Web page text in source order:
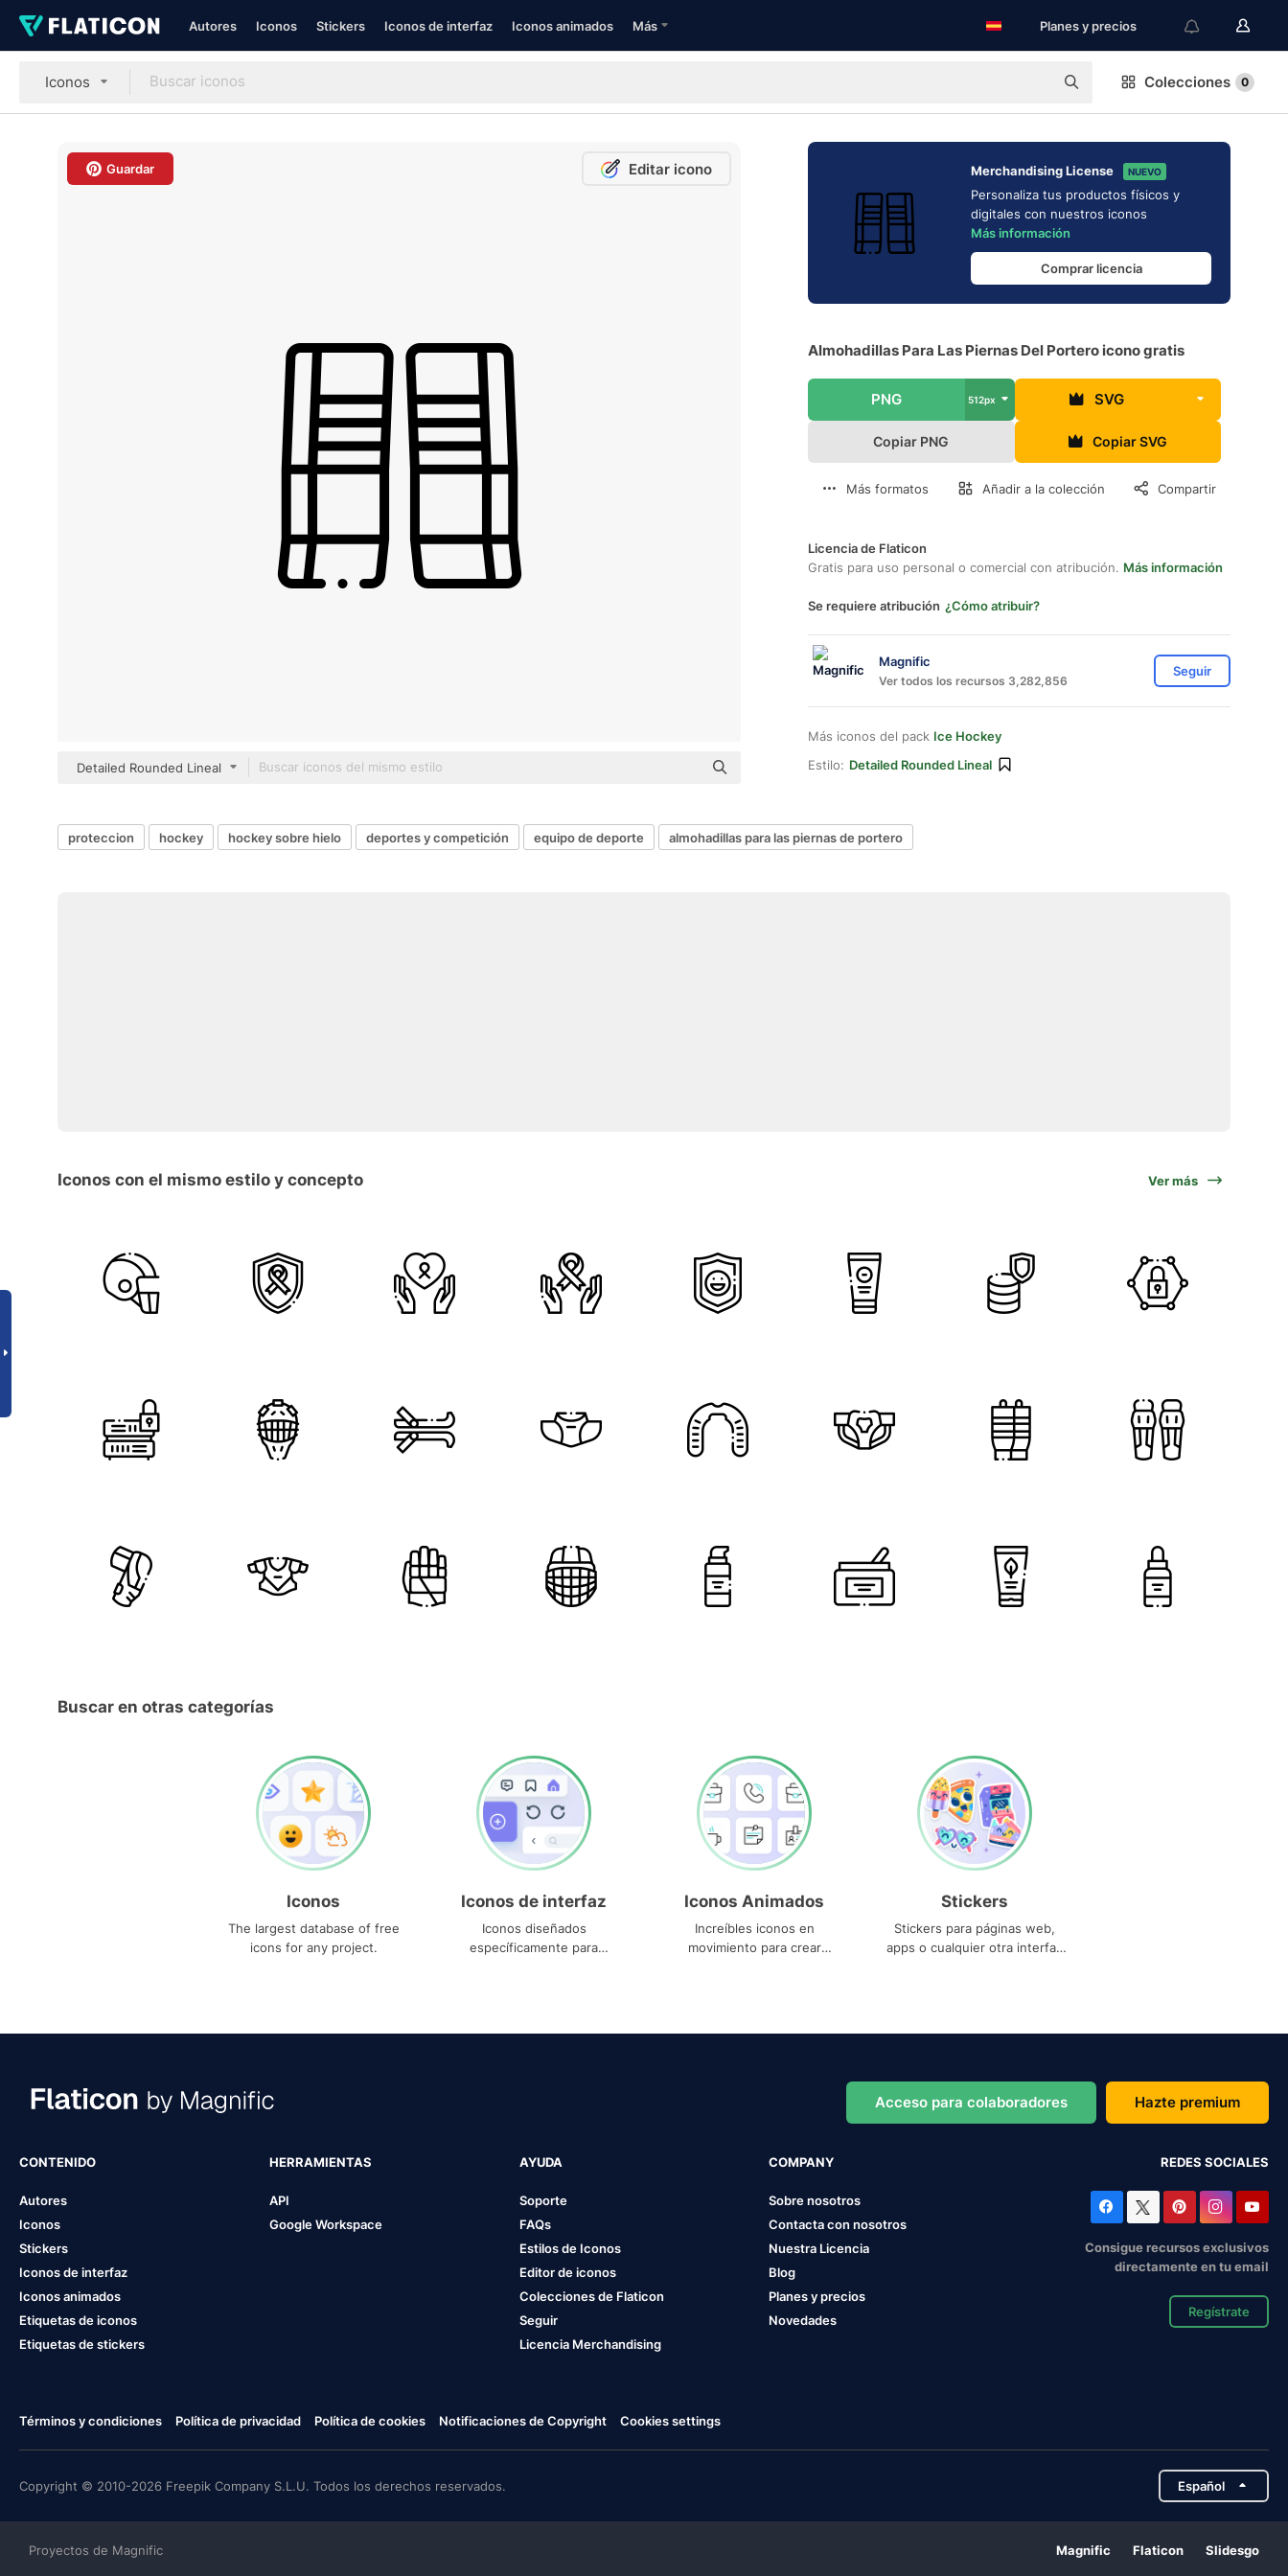
Autores Iconos Stickers Iconos de interfaz Iconos animados Más Planes y precios
Iconos Colecciones 0
Guardar Editar icono
Detailed Rounded Lineal
Merchandising License NUEVO
Personaliza tus productos físicos y
digitales con nuestros iconos
Más información
Comprar licencia
Almohadillas Para Las Piernas Del Portero icono gratis
PNG 512px SVG
Copiar PNG Copiar SVG
Más formatos Añadir a la colección Compartir
Licencia de Flaticon
Gratis para uso personal o comercial con atribución. Más información
Se requiere atribución ¿Cómo atribuir?
Magnific
Ver todos los recursos 3,282,856
Seguir
Más iconos del pack Ice Hockey
Estilo: Detailed Rounded Lineal
proteccion hockey hockey sobre hielo deportes y competición equipo de deporte almohadillas para las piernas de portero
Iconos con el mismo estilo y concepto Ver más
Buscar en otras categorías
Iconos
The largest database of free
icons for any project.
Iconos de interfaz
Iconos diseñados
específicamente para
Iconos Animados
Increíbles iconos en
movimiento para crear
Stickers
Stickers para páginas web,
apps o cualquier otra interfaz
Acceso para colaboradores Hazte premium
CONTENIDO
Autores
Iconos
Stickers
Iconos de interfaz
Iconos animados
Etiquetas de iconos
Etiquetas de stickers
HERRAMIENTAS
API
Google Workspace
AYUDA
Soporte
FAQs
Estilos de Iconos
Editor de iconos
Colecciones de Flaticon
Seguir
Licencia Merchandising
COMPANY
Sobre nosotros
Contacta con nosotros
Nuestra Licencia
Blog
Planes y precios
Novedades
REDES SOCIALES
Consigue recursos exclusivos
directamente en tu email
Regístrate
Términos y condiciones Política de privacidad Política de cookies Notificaciones de Copyright Cookies settings
Copyright © 2010-2026 Freepik Company S.L.U. Todos los derechos reservados. Español
Proyectos de Magnific Magnific Flaticon Slidesgo